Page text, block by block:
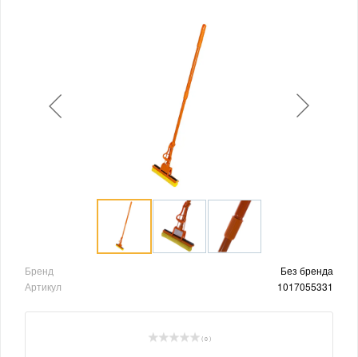
Бренд
Без бренда
Артикул
1017055331
( 0 )